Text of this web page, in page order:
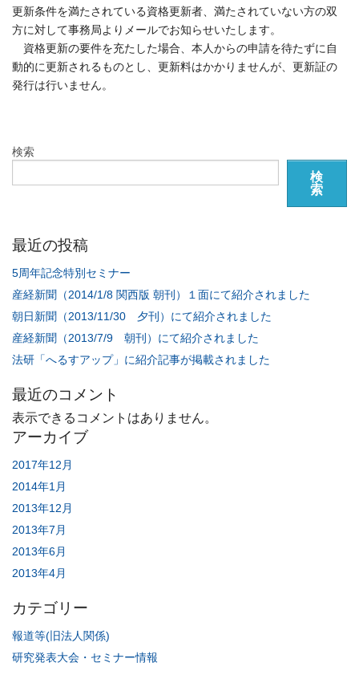
更新条件を満たされている資格更新者、満たされていない方の双
方に対して事務局よりメールでお知らせいたします。
資格更新の要件を充たした場合、本人からの申請を待たずに自
動的に更新されるものとし、更新料はかかりませんが、更新証の
発行は行いません。
検索
検
索
最近の投稿
5周年記念特別セミナー
産経新聞（2014/1/8 関西版 朝刊）１面にて紹介されました
朝日新聞（2013/11/30 夕刊）にて紹介されました
産経新聞（2013/7/9 朝刊）にて紹介されました
法研「へるすアップ」に紹介記事が掲載されました
最近のコメント
表示できるコメントはありません。
アーカイブ
2017年12月
2014年1月
2013年12月
2013年7月
2013年6月
2013年4月
カテゴリー
報道等(旧法人関係)
研究発表大会・セミナー情報